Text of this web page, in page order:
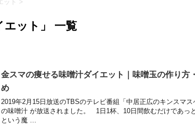
ット >
エット」 一覧
金スマの痩せる味噌汁ダイエット｜味噌玉の作り方
め
2019年2月15日放送のTBSのテレビ番組「中居正広のキンスマ
の味噌汁 が放送されました。 1日1杯、10日間飲むだけであっ
という魔 …